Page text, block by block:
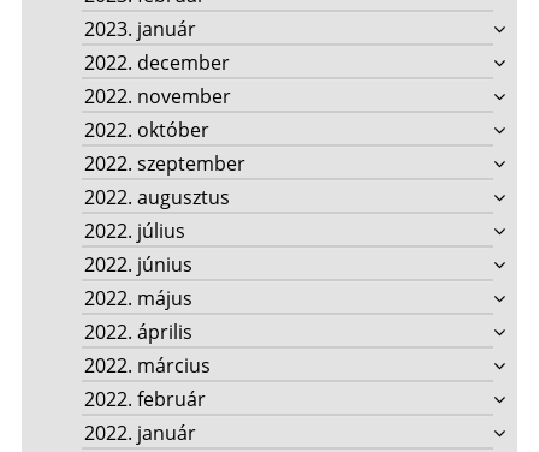
2023. január
2022. december
2022. november
2022. október
2022. szeptember
2022. augusztus
2022. július
2022. június
2022. május
2022. április
2022. március
2022. február
2022. január